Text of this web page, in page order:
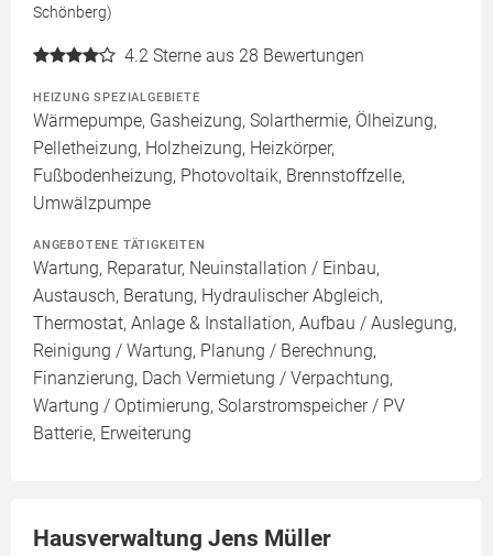
Schönberg)
4.2 Sterne aus 28 Bewertungen
HEIZUNG SPEZIALGEBIETE
Wärmepumpe, Gasheizung, Solarthermie, Ölheizung,
Pelletheizung, Holzheizung, Heizkörper,
Fußbodenheizung, Photovoltaik, Brennstoffzelle,
Umwälzpumpe
ANGEBOTENE TÄTIGKEITEN
Wartung, Reparatur, Neuinstallation / Einbau,
Austausch, Beratung, Hydraulischer Abgleich,
Thermostat, Anlage & Installation, Aufbau / Auslegung,
Reinigung / Wartung, Planung / Berechnung,
Finanzierung, Dach Vermietung / Verpachtung,
Wartung / Optimierung, Solarstromspeicher / PV
Batterie, Erweiterung
Hausverwaltung Jens Müller